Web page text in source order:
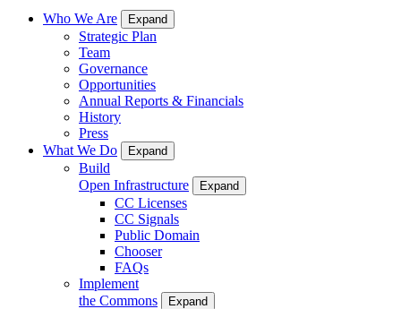
Who We Are Expand
Strategic Plan
Team
Governance
Opportunities
Annual Reports & Financials
History
Press
What We Do
Expand
Build
Open Infrastructure
Expand
CC Licenses
CC Signals
Public Domain
Chooser
FAQs
Implement
the Commons
Expand